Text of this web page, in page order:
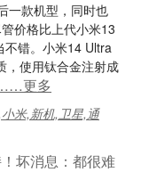
一款机型，同时也
价格比上代小米13
不错。小米14 Ultra
，使用钛合金注射成
更多
米,新机,卫星,通